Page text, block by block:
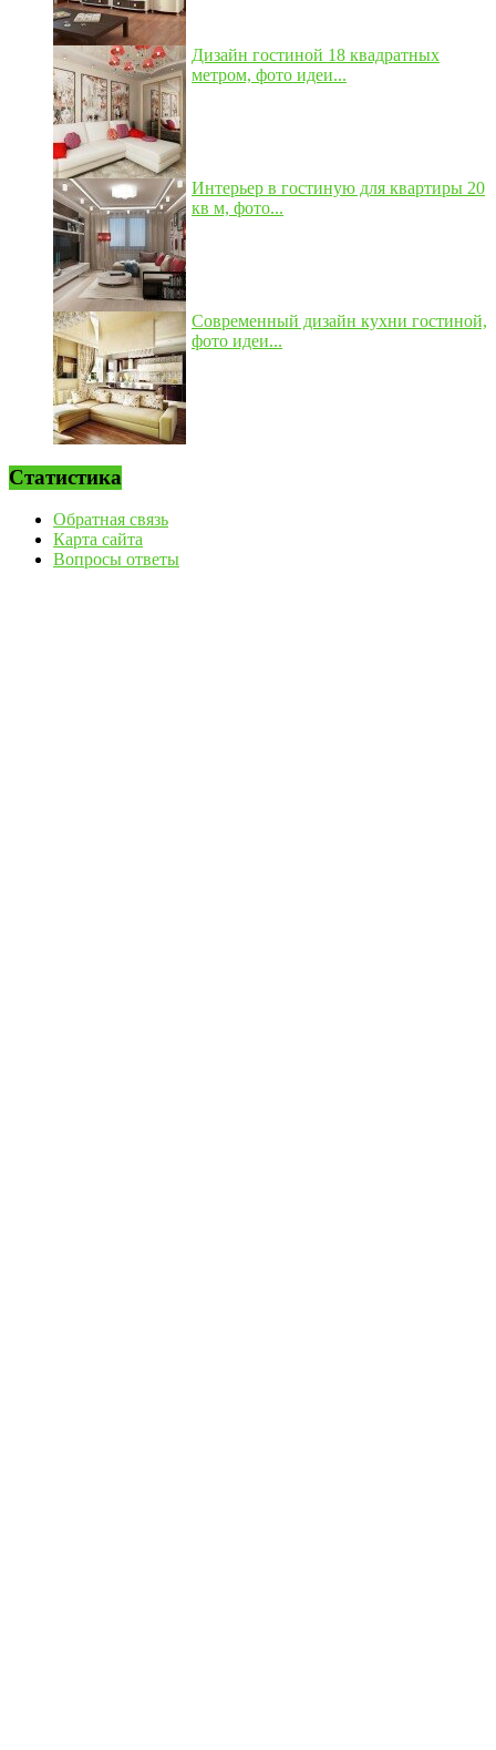
Дизайн гостиной 18 квадратных
метром, фото идеи...
Интерьер в гостиную для квартиры 20
кв м, фото...
Современный дизайн кухни гостиной,
фото идеи...
Статистика
Обратная связь
Карта сайта
Вопросы ответы